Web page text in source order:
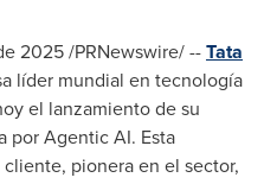
2025/PRNewswire/ --Tata
líder mundial en tecnología
el lanzamiento de su
por Agentic AI. Esta
pionera en el sector,